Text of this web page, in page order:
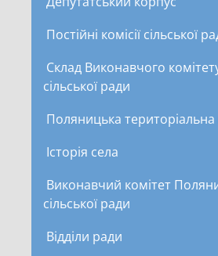
Постійні комісії сільської
Склад Виконавчого
сільської ради
Поляницька
Історія села
Виконавчий комітет
сільської ради
Відділи ради